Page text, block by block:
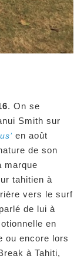
. On se
Smith sur
en août
de son
marque
tahitien à
vers le surf
de lui à
en
ou encore lors
à Tahiti,